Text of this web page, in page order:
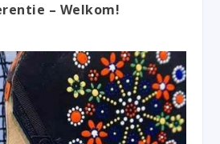
– Welkom!